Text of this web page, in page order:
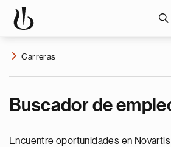
Carreras
Buscador de
Encuentre oportunidades en